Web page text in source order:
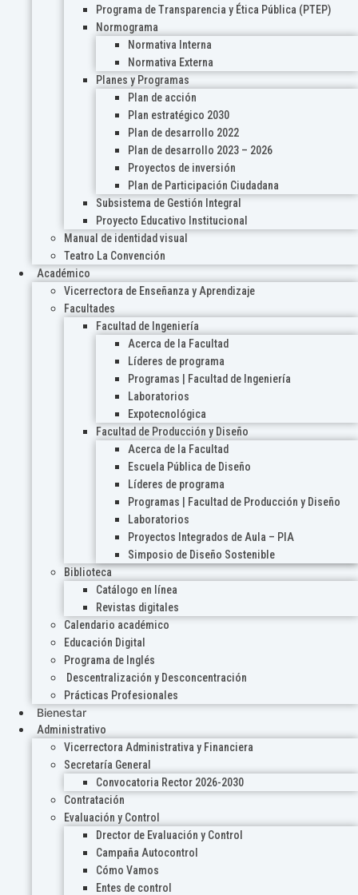
Programa de Transparencia y Ética Pública (PTEP)
Normograma
Normativa Interna
Normativa Externa
Planes y Programas
Plan de acción
Plan estratégico 2030
Plan de desarrollo 2022
Plan de desarrollo 2023 – 2026
Proyectos de inversión
Plan de Participación Ciudadana
Subsistema de Gestión Integral
Proyecto Educativo Institucional
Manual de identidad visual
Teatro La Convención
Académico
Vicerrectora de Enseñanza y Aprendizaje
Facultades
Facultad de Ingeniería
Acerca de la Facultad
Líderes de programa
Programas | Facultad de Ingeniería
Laboratorios
Expotecnológica
Facultad de Producción y Diseño
Acerca de la Facultad
Escuela Pública de Diseño
Líderes de programa
Programas | Facultad de Producción y Diseño
Laboratorios
Proyectos Integrados de Aula – PIA
Simposio de Diseño Sostenible
Biblioteca
Catálogo en línea
Revistas digitales
Calendario académico
Educación Digital
Programa de Inglés
Descentralización y Desconcentración
Prácticas Profesionales
Bienestar
Administrativo
Vicerrectora Administrativa y Financiera
Secretaría General
Convocatoria Rector 2026-2030
Contratación
Evaluación y Control
Drector de Evaluación y Control
Campaña Autocontrol
Cómo Vamos
Entes de control